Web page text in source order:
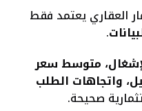
العقاري يعتمد فقط
.
متوسط سعر
صحيحة.